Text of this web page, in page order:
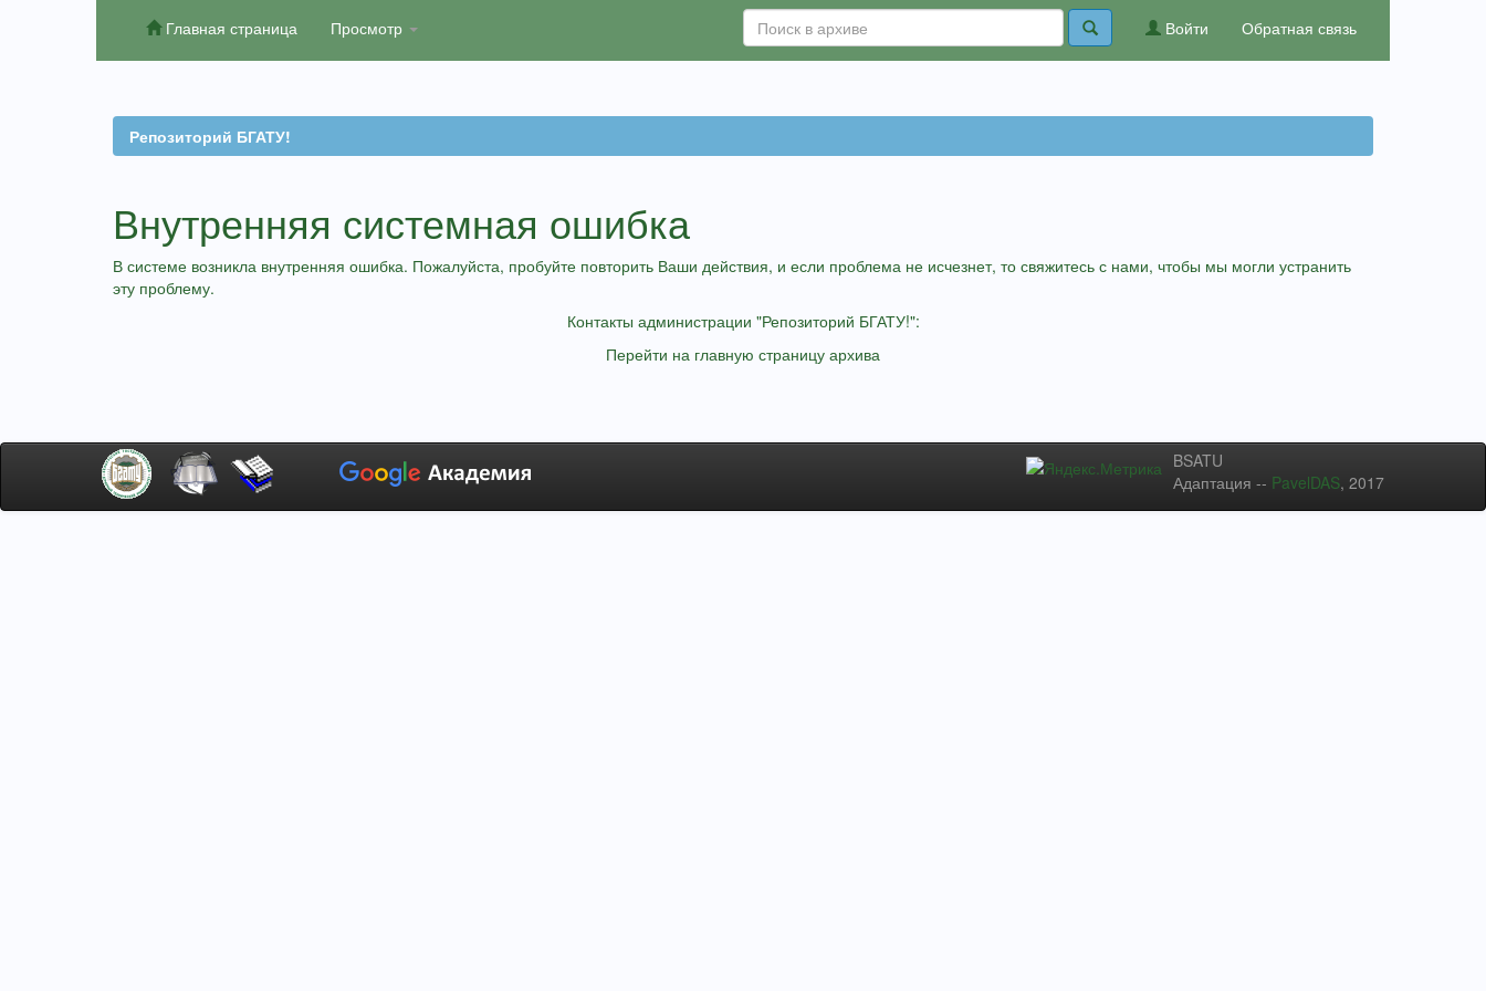
Главная страница Просмотр Обратная связь
Войти
Репозиторий БГАТУ!
Внутренняя системная ошибка
В системе возникла внутренняя ошибка. Пожалуйста, пробуйте повторить Ваши действия, и если проблема не исчезнет, то свяжитесь с нами, чтобы мы могли устранить
эту проблему.
Контакты администрации "Репозиторий БГАТУ!":
Перейти на главную страницу архива
BSATU
Адаптация -- PavelDAS, 2017